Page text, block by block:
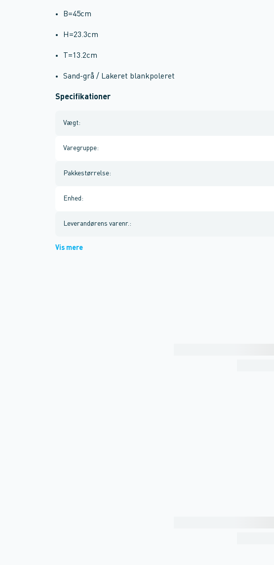
B=45cm
H=23.3cm
T=13.2cm
Sand-grå / Lakeret blankpoleret
Specifikationer
Vægt:
Varegruppe:
Pakkestørrelse:
Enhed :
Leverandørens varenr. :
Vis mere